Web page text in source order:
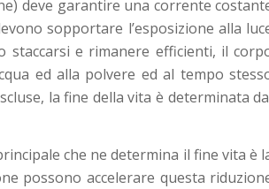
deve garantire una corrente
sopportare l’esposizione alla
e rimanere efficienti, il
ed alla polvere ed al tempo
la fine della vita è determinata
che ne determina il fine vita è
possono accelerare questa